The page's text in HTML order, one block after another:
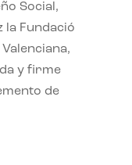
Social,
Fundació
y firme
de